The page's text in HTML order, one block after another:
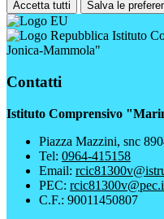
Accetta tutti Salva le
Istituto
Jonica-Mammola"
Contatti
Istituto Comprensivo
Piazza Mazzini, snc
Tel: 0964-415158
Email:
PEC:
C.F.: 90011450807